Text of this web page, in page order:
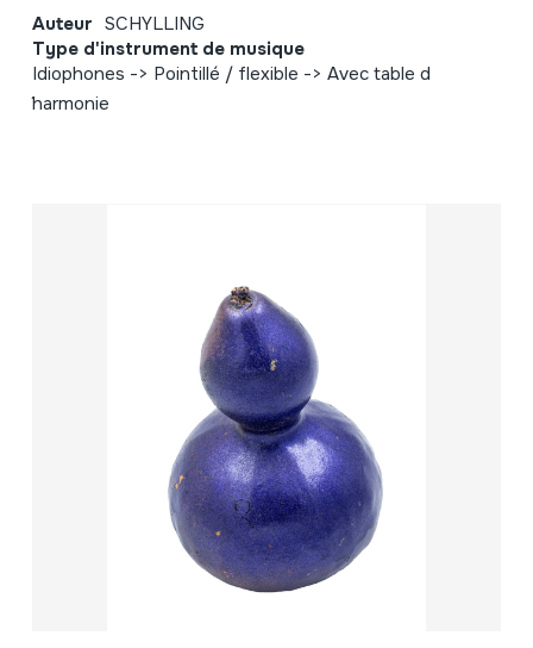
Auteur SCHYLLING
Type d'instrument de musique
Idiophones -> Pointillé / flexible -> Avec table d
´harmonie